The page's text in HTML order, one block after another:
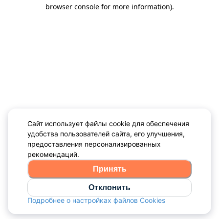
browser console for more information).
Сайт использует файлы cookie для обеспечения
удобства пользователей сайта, его улучшения,
предоставления персонализированных
рекомендаций.
Принять
Отклонить
Подробнее о настройках файлов Cookies